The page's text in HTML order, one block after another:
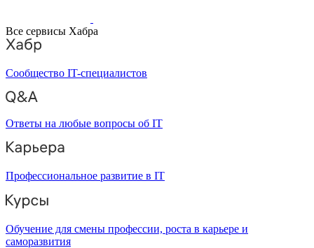
Все сервисы Хабра
Сообщество IT-специалистов
Ответы на любые вопросы об IT
Профессиональное развитие в IT
Обучение для смены профессии, роста в карьере и
саморазвития